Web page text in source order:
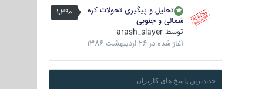
1,390
تحلیل و پیگیری تحولات کره
شمالی و جنوبی
توسط arash_slayer
آغاز شده در 26 اردیبهشت 1386
جدیدترین پاسخ های کاربران